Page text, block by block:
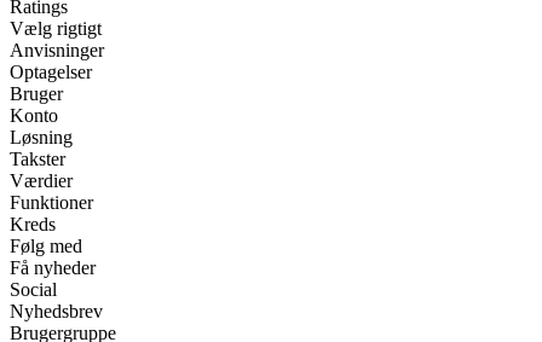
Ratings
Vælg rigtigt
Anvisninger
Optagelser
Bruger
Konto
Løsning
Takster
Værdier
Funktioner
Kreds
Følg med
Få nyheder
Social
Nyhedsbrev
Brugergruppe